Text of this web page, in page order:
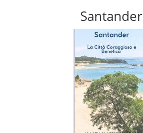
Santander